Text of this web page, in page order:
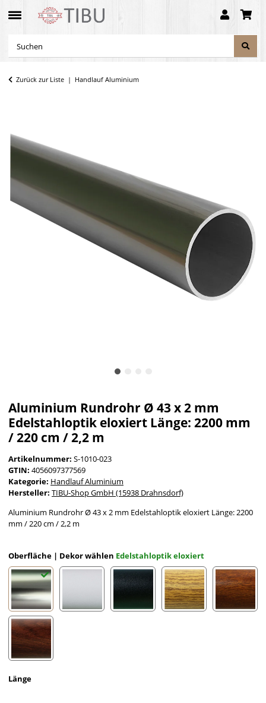
Zurück zur Liste Handlauf Aluminium
Aluminium Rundrohr Ø 43 x 2 mm
Edelstahloptik eloxiert Länge: 2200 mm
/ 220 cm / 2,2 m
Artikelnummer: S-1010-023
GTIN: 4056097377569
Kategorie: Handlauf Aluminium
Hersteller: TIBU-Shop GmbH (15938 Drahnsdorf)
Aluminium Rundrohr Ø 43 x 2 mm Edelstahloptik eloxiert Länge: 2200
mm / 220 cm / 2,2 m
Oberfläche | Dekor wählen Edelstahloptik eloxiert
Edelstahloptik eloxiert
Länge